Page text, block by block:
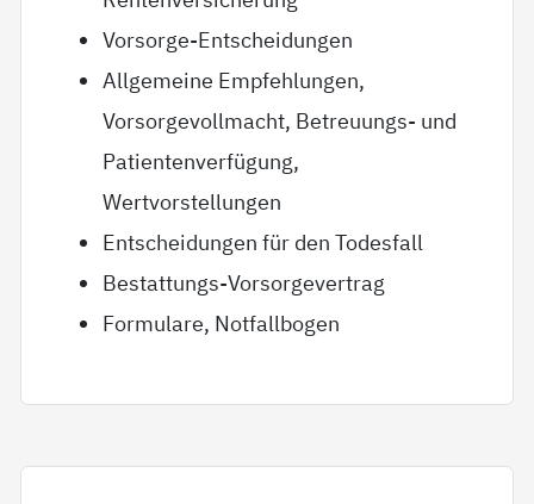
Vorsorge-Entscheidungen
Allgemeine Empfehlungen,
Vorsorgevollmacht, Betreuungs- und
Patientenverfügung,
Wertvorstellungen
Entscheidungen für den Todesfall
Bestattungs-Vorsorgevertrag
Formulare, Notfallbogen